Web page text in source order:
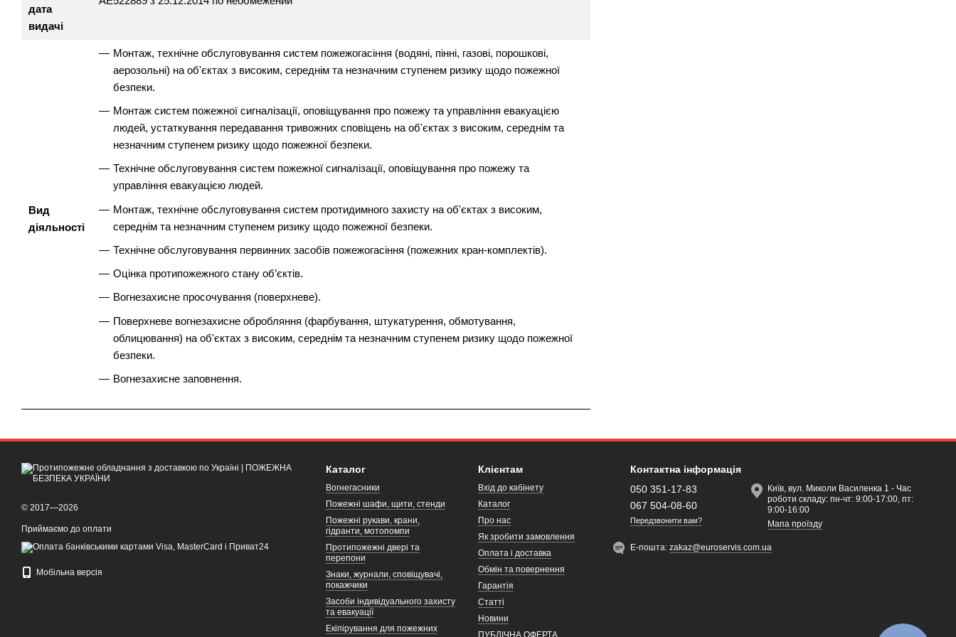
дата
видачі
Вид
діяльності
Монтаж, технічне обслуговування систем пожежогасіння (водяні, пінні, газові, порошкові,
аерозольні) на об'єктах з високим, середнім та незначним ступенем ризику щодо пожежної
безпеки.
Монтаж систем пожежної сигналізації, оповіщування про пожежу та управління евакуацією
людей, устаткування передавання тривожних сповіщень на об'єктах з високим, середнім та
незначним ступенем ризику щодо пожежної безпеки.
Технічне обслуговування систем пожежної сигналізації, оповіщування про пожежу та
управління евакуацією людей.
Монтаж, технічне обслуговування систем протидимного захисту на об'єктах з високим,
середнім та незначним ступенем ризику щодо пожежної безпеки.
Технічне обслуговування первинних засобів пожежогасіння (пожежних кран-комплектів).
Оцінка протипожежного стану об’єктів.
Вогнезахисне просочування (поверхневе).
Поверхневе вогнезахисне обробляння (фарбування, штукатурення, обмотування,
облицювання) на об'єктах з високим, середнім та незначним ступенем ризику щодо пожежної
безпеки.
Вогнезахисне заповнення.
© 2017—2026
Приймаємо до оплати
Мобільна версія
Каталог
Вогнегасники
Пожежні шафи, щити, стенди
Пожежні рукави, крани,
гідранти, мотопомпи
Протипожежні двері та
перепони
Знаки, журнали, сповіщувачі,
покажчики
Засоби індивідуального захисту
та евакуації
Екіпірування для пожежних
Клієнтам
Вхід до кабінету
Каталог
Про нас
Як зробити замовлення
Оплата і доставка
Обмін та повернення
Гарантія
Статті
Новини
ПУБЛІЧНА ОФЕРТА
Контактна інформація
050 351-17-83
067 504-08-60
Передзвонити вам?
Київ, вул. Миколи Василенка 1 - Час
роботи складу: пн-чт: 9:00-17:00, пт:
9:00-16:00
Мапа проїзду
Е-пошта:zakaz@euroservis.com.ua